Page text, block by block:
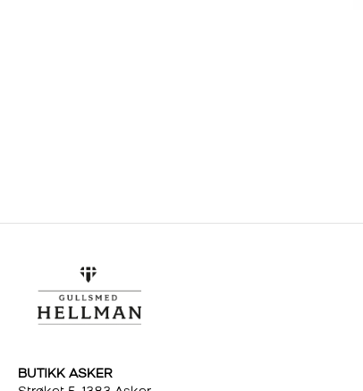
BUTIKK ASKER